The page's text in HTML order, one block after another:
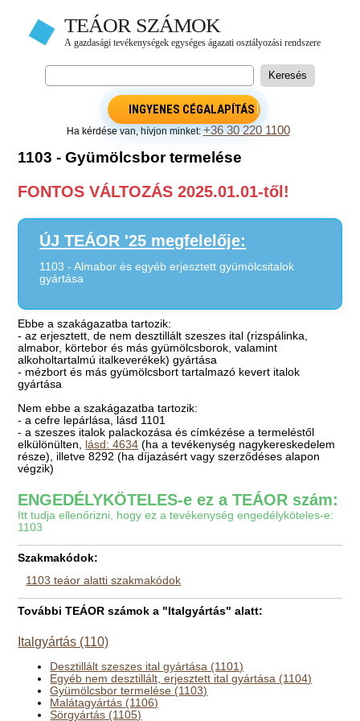
INGYENES CÉGALAPÍTÁS
Ha kérdése van, hívjon minket:+36 30 220 1100
1103 - Gyümölcsbor termelése
FONTOS VÁLTOZÁS 2025.01.01-től!
ÚJ TEÁOR '25 megfelelője:
1103 - Almabor és egyéb erjesztett gyümölcsitalok
gyártása
Ebbe a szakágazatba tartozik:
- az erjesztett, de nem desztillált szeszes ital (rizspálinka,
almabor, körtebor és más gyümölcsborok, valamint
alkoholtartalmú italkeverékek) gyártása
- mézbort és más gyümölcsbort tartalmazó kevert italok
gyártása
Nem ebbe a szakágazatba tartozik:
- a cefre lepárlása, lásd 1101
- a szeszes italok palackozása és címkézése a termeléstől
elkülönülten, lásd: 4634 (ha a tevékenység nagykereskedelem
része), illetve 8292 (ha díjazásért vagy szerződéses alapon
végzik)
ENGEDÉLYKÖTELES-e ez a TEÁOR szám:
Itt tudja ellenőrizni, hogy ez a tevékenység engedélyköteles-e:
1103
Szakmakódok:
1103 teáor alatti szakmakódok
További TEÁOR számok a "Italgyártás" alatt:
Italgyártás (110)
Desztillált szeszes ital gyártása (1101)
Egyéb nem desztillált, erjesztett ital gyártása (1104)
Gyümölcsbor termelése (1103)
Malátagyártás (1106)
Sörgyártás (1105)